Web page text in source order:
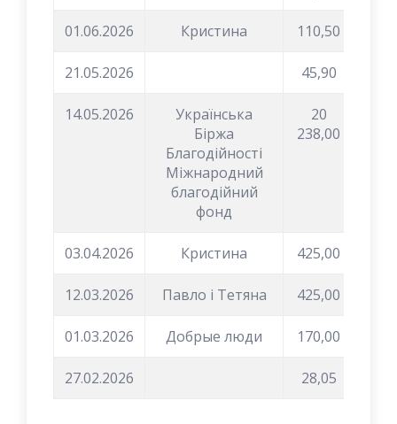
01.06.2026 Кристина 110,50
21.05.2026 45,90
14.05.2026
Українська
Біржа
Благодійності
Міжнародний
благодійний
фонд
20
238,00
03.04.2026 Кристина 425,00
12.03.2026 Павло і Тетяна 425,00
01.03.2026 Добрые люди 170,00
27.02.2026 28,05